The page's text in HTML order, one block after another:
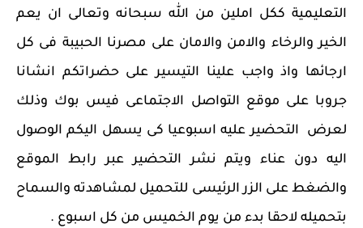
التعليمية ككل املين من الله سبحانه وتعالى ان يعم
الخير والرخاء والامن والامان على مصرنا الحبيبة فى كل
ارجائها واذ واجب علينا التيسير على حضراتكم انشانا
جروبا على موقع التواصل الاجتماعى فيس بوك وذلك
لعرض التحضير عليه اسبوعيا كى يسهل اليكم الوصول
اليه دون عناء ويتم نشر التحضير عبر رابط الموقع
والضغط على الزر الرئيسى للتحميل لمشاهدته والسماح
بتحميله لاحقا بدء من يوم الخميس من كل اسبوع .